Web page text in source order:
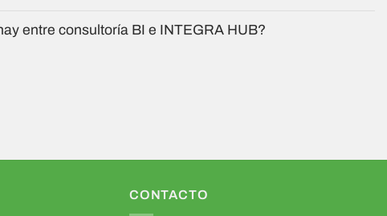
entre consultoría BI e INTEGRA HUB?
CONTACTO